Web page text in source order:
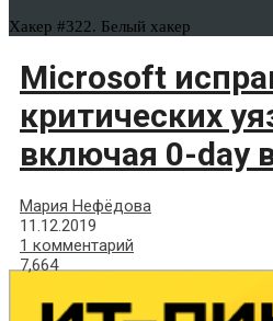
Хакер #322. Белый хакер
Microsoft
критических
включая 0-day
Мария Нефёдова
11.12.2019
1 комментарий
7,664